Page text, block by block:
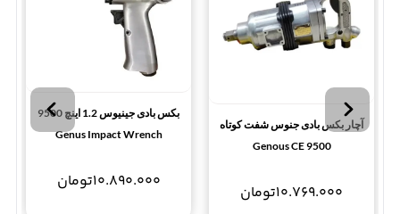
آچار بکس بادی جنوس شفت کوتاه
Genous CE 9500
10.769.000تومان
بکس بادی جینیوس 1.2 اینچ 9500
Genus Impact Wrench
10.890.000تومان